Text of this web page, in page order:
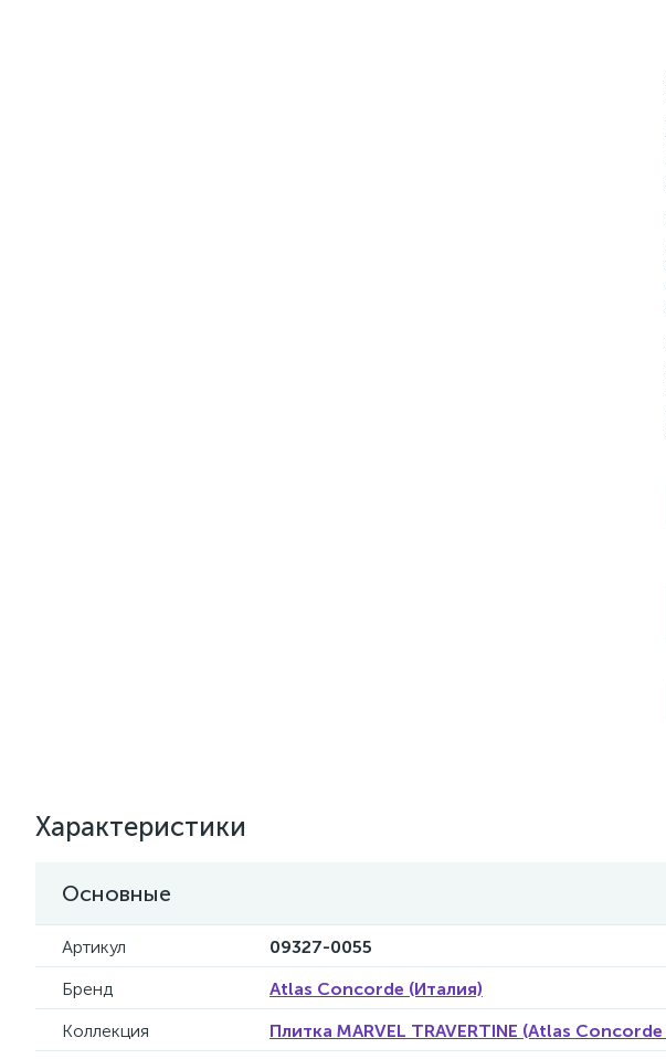
Характеристики
Основные
Артикул
09327-0055
Бренд
Atlas Concorde (Италия)
Коллекция
Плитка MARVEL TRAVERTINE (Atlas